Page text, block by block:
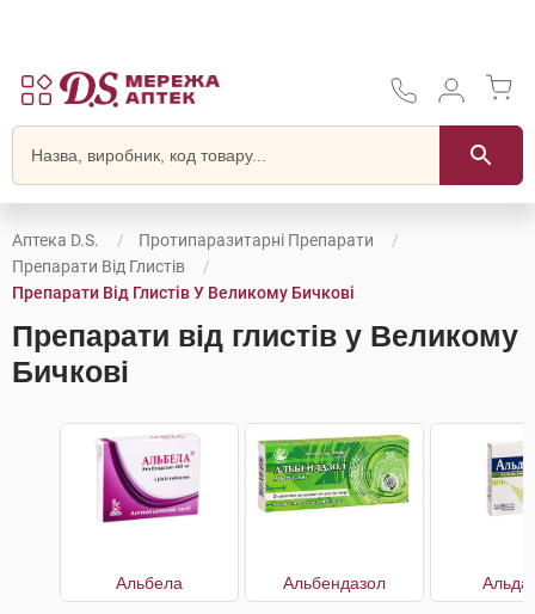
Аптека D.S.
Протипаразитарні Препарати
Препарати Від Глистів
Препарати Від Глистів У Великому Бичкові
Препарати від глистів у Великому
Бичкові
Альбела Альбендазол